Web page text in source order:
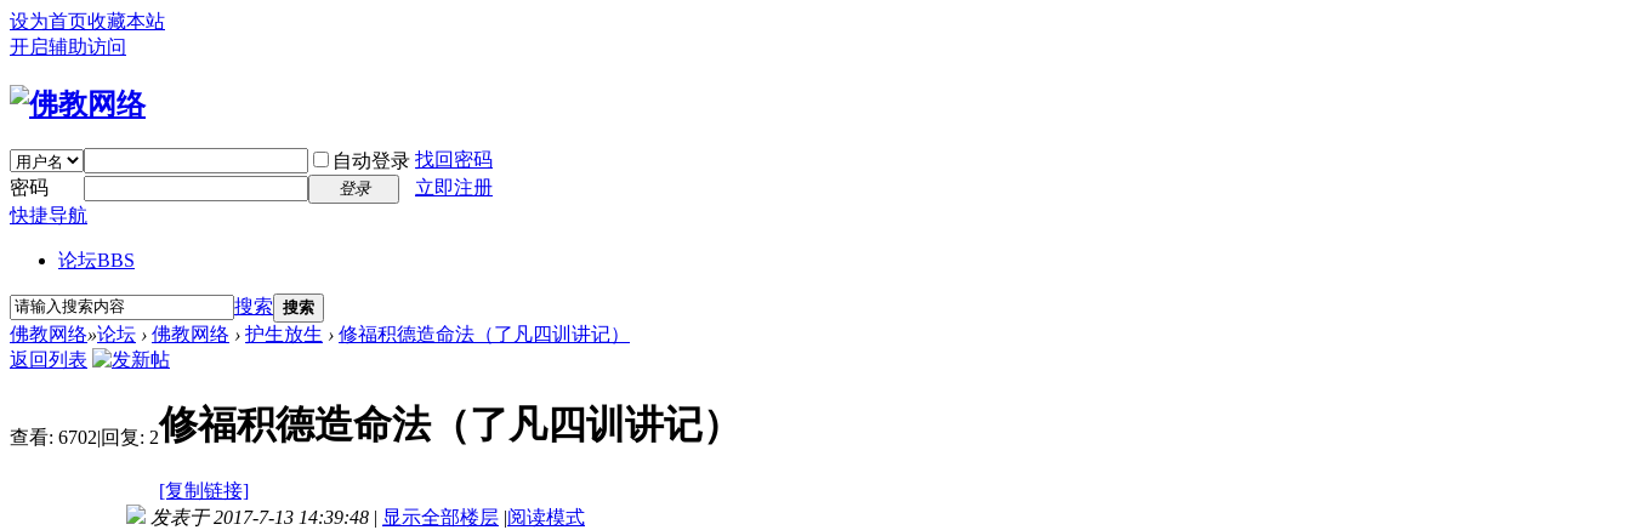
设为首页收藏本站
开启辅助访问
自动登录 找回密码
密码
登录
立即注册
快捷导航
论坛BBS
搜索 搜索
佛教网络»论坛 › 佛教网络 › 护生放生 › 修福积德造命法（了凡四训讲记）
返回列表
查看: 6702|回复: 2修福积德造命法（了凡四训讲记）
[复制链接]
发表于 2017-7-13 14:39:48 | 显示全部楼层 |阅读模式